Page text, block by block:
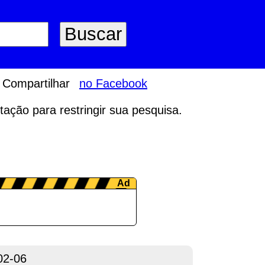
Compartilhar no Facebook
para restringir sua pesquisa.
06